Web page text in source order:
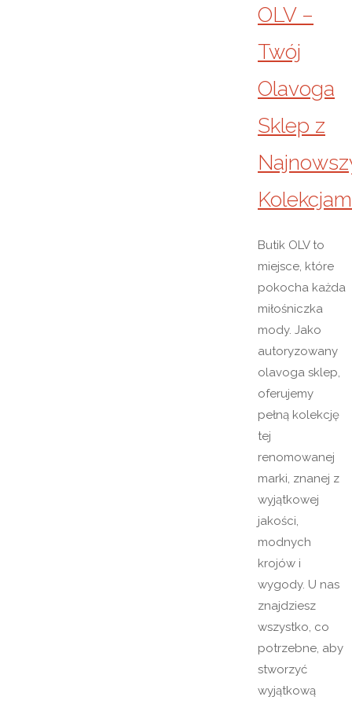
OLV –
Twój
Olavoga
Sklep z
Butik OLV to
miejsce, które
pokocha każda
miłośniczka
mody. Jako
autoryzowany
olavoga sklep,
oferujemy
pełną kolekcję
tej
renomowanej
marki, znanej z
wyjątkowej
jakości,
modnych
krojów i
wygody. U nas
znajdziesz
wszystko, co
potrzebne, aby
stworzyć
wyjątkową